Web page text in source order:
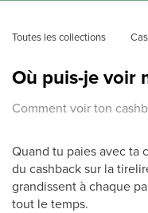
Toutes les collections
Où puis-je voir
Comment voir ton
Quand tu paies avec ta
du cashback sur la
grandissent à chaque
tout le temps.